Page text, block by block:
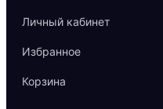
Личный кабинет
Избранное
Корзина